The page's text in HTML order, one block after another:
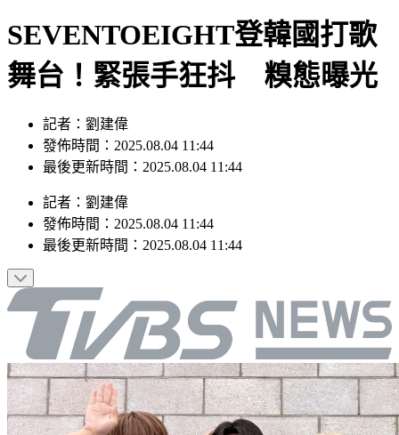
SEVENTOEIGHT登韓國打歌
舞台！緊張手狂抖 糗態曝光
記者：劉建偉
發佈時間：2025.08.04 11:44
最後更新時間：2025.08.04 11:44
記者 ： 劉建偉
發佈時間： 2025.08.04 11:44
最後更新時間： 2025.08.04 11:44